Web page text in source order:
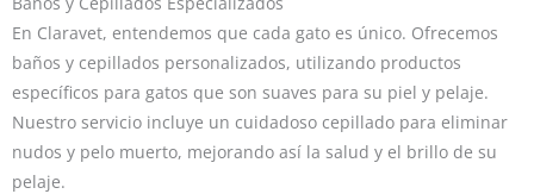
En Claravet, entendemos que cada gato es único. Ofrecemos
baños y cepillados personalizados, utilizando productos
específicos para gatos que son suaves para su piel y pelaje.
Nuestro servicio incluye un cuidadoso cepillado para eliminar
nudos y pelo muerto, mejorando así la salud y el brillo de su
pelaje.